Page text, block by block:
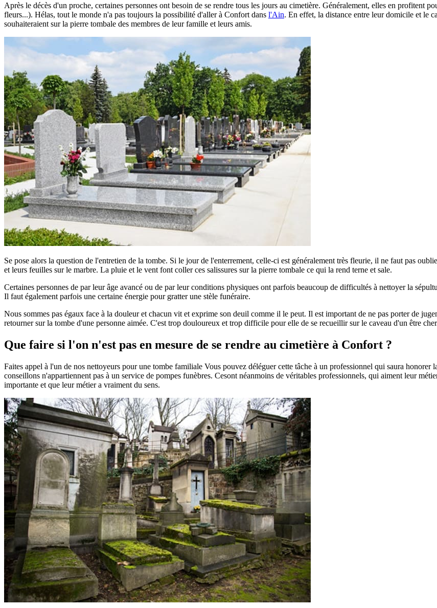
Après le décès d'un proche, certaines personnes ont besoin de se rendre tous les jours au cimetière. Généralement, elles en profitent
fleurs...). Hélas, tout le monde n'a pas toujours la possibilité d'aller à Confort dans l'Ain. En effet, la distance entre leur domicile et le
souhaiteraient sur la pierre tombale des membres de leur famille et leurs amis.
Se pose alors la question de l'entretien de la tombe. Si le jour de l'enterrement, celle-ci est généralement très fleurie, il ne faut pas
et leurs feuilles sur le marbre. La pluie et le vent font coller ces salissures sur la pierre tombale ce qui la rend terne et sale.
Certaines personnes de par leur âge avancé ou de par leur conditions physiques ont parfois beaucoup de difficultés à nettoyer la
Il faut également parfois une certaine énergie pour gratter une stèle funéraire.
Nous sommes pas égaux face à la douleur et chacun vit et exprime son deuil comme il le peut. Il est important de ne pas porter de
retourner sur la tombe d'une personne aimée. C'est trop douloureux et trop difficile pour elle de se recueillir sur le caveau d'un être
Que faire si l'on n'est pas en mesure de se rendre au cimetière à Confort ?
Faites appel à l'un de nos nettoyeurs pour une tombe familiale Vous pouvez déléguer cette tâche à un professionnel qui saura
conseillons n'appartiennent pas à un service de pompes funèbres. Cesont néanmoins de véritables professionnels, qui aiment leur
importante et que leur métier a vraiment du sens.